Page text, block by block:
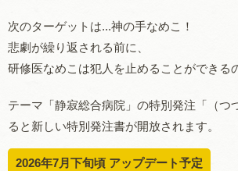
次のターゲットは...神の手なめこ！
悲劇が繰り返される前に、
研修医なめこは犯人を止めることができる
テーマ「静寂総合病院」の特別発注「（つ
ると新しい特別発注書が開放されます。
2026年7月下旬頃 アップデート予定